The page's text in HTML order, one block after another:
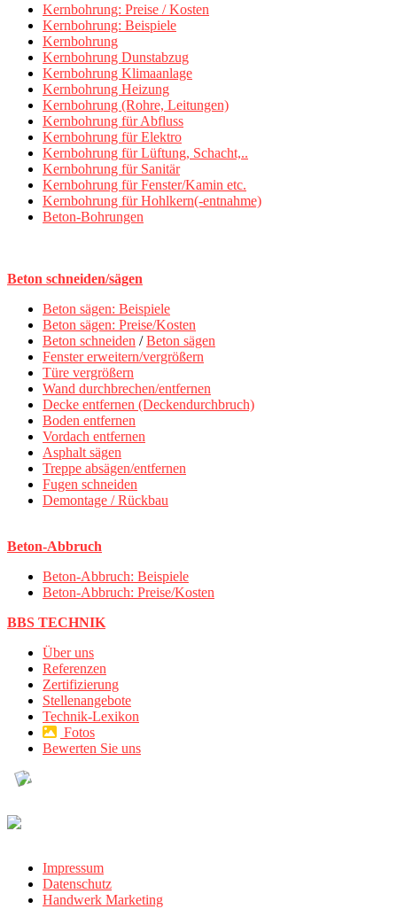
Kernbohrung: Preise / Kosten
Kernbohrung: Beispiele
Kernbohrung
Kernbohrung Dunstabzug
Kernbohrung Klimaanlage
Kernbohrung Heizung
Kernbohrung (Rohre, Leitungen)
Kernbohrung für Abfluss
Kernbohrung für Elektro
Kernbohrung für Lüftung, Schacht,..
Kernbohrung für Sanitär
Kernbohrung für Fenster/Kamin etc.
Kernbohrung für Hohlkern(-entnahme)
Beton-Bohrungen
Beton schneiden/sägen
Beton sägen: Beispiele
Beton sägen: Preise/Kosten
Beton schneiden /Beton sägen
Fenster erweitern/vergrößern
Türe vergrößern
Wand durchbrechen/entfernen
Decke entfernen (Deckendurchbruch)
Boden entfernen
Vordach entfernen
Asphalt sägen
Treppe absägen/entfernen
Fugen schneiden
Demontage / Rückbau
Beton-Abbruch
Beton-Abbruch: Beispiele
Beton-Abbruch: Preise/Kosten
BBS TECHNIK
Über uns
Referenzen
Zertifizierung
Stellenangebote
Technik-Lexikon
Fotos
Bewerten Sie uns
Impressum
Datenschutz
Handwerk Marketing